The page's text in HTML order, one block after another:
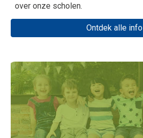
over onze scholen.
Ontdek alle info